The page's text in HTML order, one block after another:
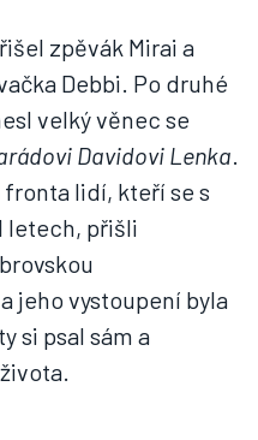
zpěvák Mirai a
Debbi. Po druhé
velký věnec se
Davidovi Lenka.
lidí, kteří se s
letech, přišli
jeho vystoupení byla
si psal sám a